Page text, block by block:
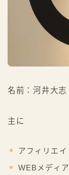
名前：河井大志
主に
アフィリエ
WEBメディ